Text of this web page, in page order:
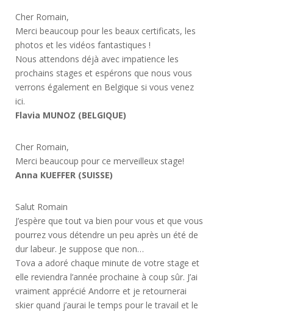
Cher Romain,
Merci beaucoup pour les beaux certificats, les
photos et les vidéos fantastiques !
Nous attendons déjà avec impatience les
prochains stages et espérons que nous vous
verrons également en Belgique si vous venez
ici.
Flavia MUNOZ (BELGIQUE)
Cher Romain,
Merci beaucoup pour ce merveilleux stage!
Anna KUEFFER (SUISSE)
Salut Romain
J’espère que tout va bien pour vous et que vous
pourrez vous détendre un peu après un été de
dur labeur. Je suppose que non…
Tova a adoré chaque minute de votre stage et
elle reviendra l’année prochaine à coup sûr. J’ai
vraiment apprécié Andorre et je retournerai
skier quand j’aurai le temps pour le travail et le